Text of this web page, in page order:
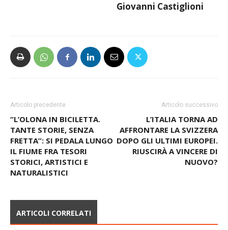
Giovanni Castiglioni
Articolo precedente
“L’OLONA IN BICILETTA.
TANTE STORIE, SENZA
FRETTA”: SI PEDALA LUNGO
IL FIUME FRA TESORI
STORICI, ARTISTICI E
NATURALISTICI
Articolo successivo
L’ITALIA TORNA AD
AFFRONTARE LA SVIZZERA
DOPO GLI ULTIMI EUROPEI.
RIUSCIRÀ A VINCERE DI
NUOVO?
ARTICOLI CORRELATI